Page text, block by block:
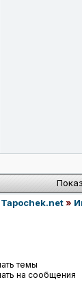
»
темы
на сообщения